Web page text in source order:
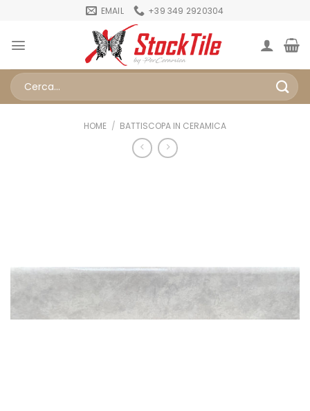
contenuti
EMAIL +39 349 2920304
Cerca:
HOME / BATTISCOPA IN CERAMICA